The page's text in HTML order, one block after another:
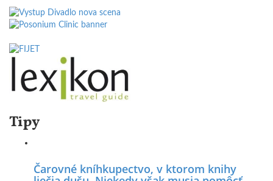
Tipy
Čarovné kníhkupectvo, v ktorom knihy